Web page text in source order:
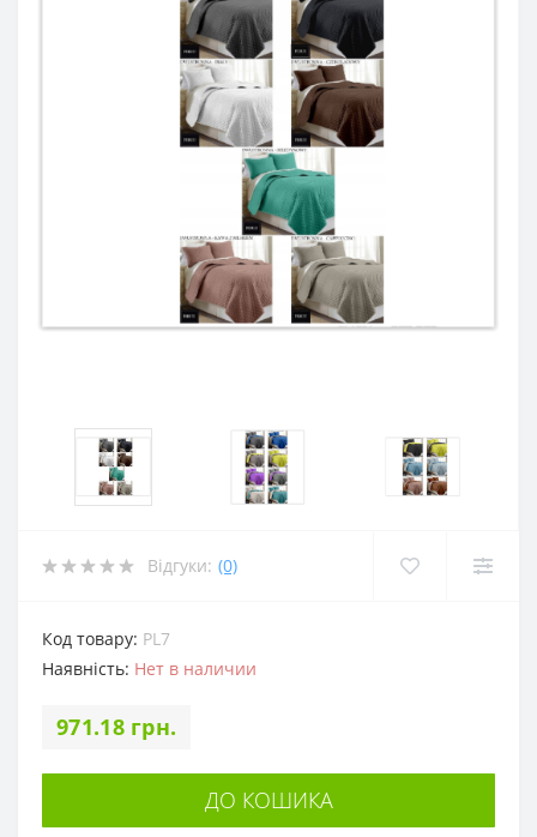
Відгуки: (0)
Код товару: PL7
Наявність: Нет в наличии
971.18 грн.
ДО КОШИКА